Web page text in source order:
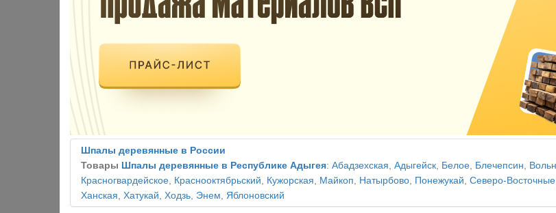
Шпалы деревянные в России
Товары Шпалы деревянные в Республике Адыгея: Абадзехская, Адыгейск, Белое, Блечепсин,
Красногвардейское, Краснооктябрьский, Кужорская, Майкоп, Натырбово, Понежукай, Северо-
Ханская, Хатукай, Ходзь, Энем, Яблоновский